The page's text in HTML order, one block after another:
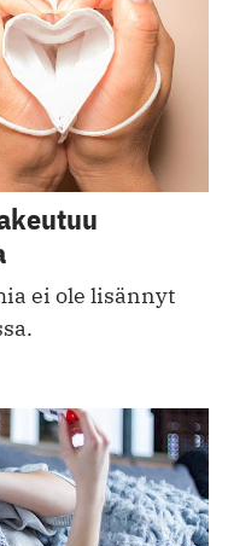
ei ole lisännyt